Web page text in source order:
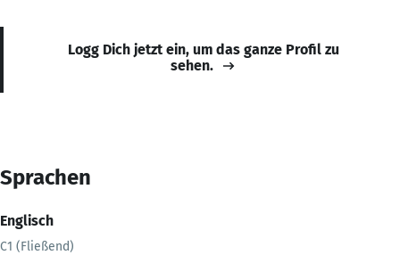
Logg Dich jetzt ein, um das ganze Profil zu
sehen.
Sprachen
Englisch
C1 (Fließend)